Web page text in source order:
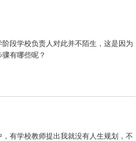
段学校负责人对此并不陌生，这是因为
有哪些呢？
有学校教师提出我就没有人生规划，不